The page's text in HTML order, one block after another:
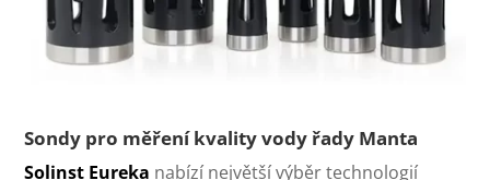
Sondy pro měření kvality vody řady Manta
Solinst Eureka nabízí největší výběr technologií